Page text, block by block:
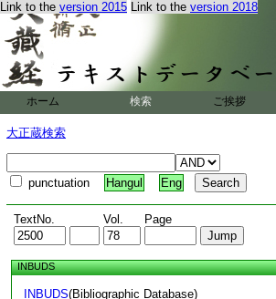
Link to the version 2015 Link to the version 2018
ホーム 検索 ご挨拶
大正蔵検索
punctuation Hangul Eng
TextNo. Vol. Page
INBUDS
INBUDS(Bibliographic Database)